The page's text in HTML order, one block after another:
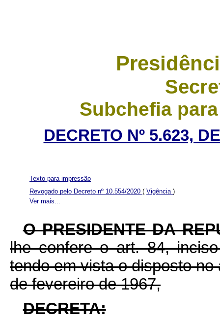
Subchefia
DECRETO Nº 5.623,
Ver mais...
Texto para impressão
Revogado pelo Decreto nº 10.554/2020 ( Vigência )
OPRESIDENTE DA
lhe confere o art. 84,
tendo em vista o disposto
de fevereiro de 1967,
DECRETA: